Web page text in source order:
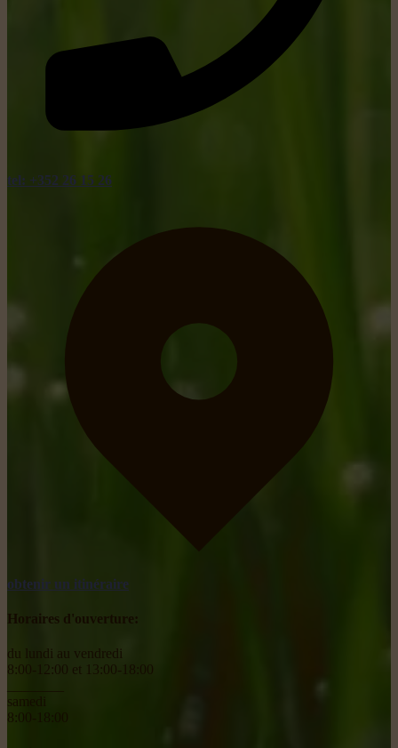
tel: +352 26 15 26
obtenir un itinéraire
Horaires d'ouverture:
du lundi au vendredi
8:00-12:00 et 13:00-18:00
samedi
8:00-18:00